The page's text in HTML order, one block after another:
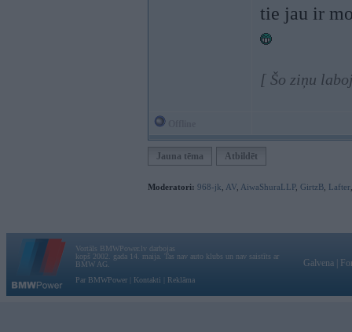
tie jau ir
[ Šo ziņu
Jauna tēma Atbildēt
Moderatori: 968-jk AV AiwaShuraLLP, GirtzB Lafter
Vortāls BMWPower.lv darbojas
kopš 2002. gada 14. maija. Tas nav auto klubs un nav saistīts ar
BMW AG.
Par BMWPower
Kontakti Reklāma
Galvena